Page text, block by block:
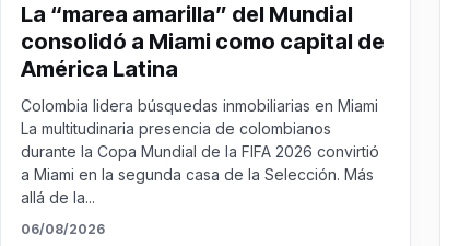
La “marea amarilla” del Mundial
consolidó a Miami como capital de
América Latina
Colombia lidera búsquedas inmobiliarias en Miami
La multitudinaria presencia de colombianos
durante la Copa Mundial de la FIFA 2026 convirtió
a Miami en la segunda casa de la Selección. Más
allá de la...
06/08/2026